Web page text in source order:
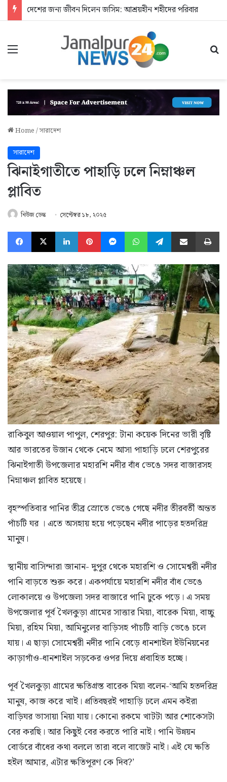
দেশের জন্য জীবন দিলেন জসিম: আশ্রয়হীন শহীদের পরিবার
Menu
Home/সারাদেশ
সারাদেশ
ঝিনাইগাতীতে পাহাড়ি ঢলে নিম্নাঞ্চল
প্লাবিত
নিউজ ডেস্ক সেপ্টেম্বর ১৮, ২০২৫
Facebook
X LinkedInPinterestMessengerWhatsAppTelegramShare via Email
রাকিবুল আওয়াল পাপুল, শেরপুর: টানা কয়েক দিনের ভারী বৃষ্টি
আর ভারতের উজান থেকে নেমে আসা পাহাড়ি ঢলে শেরপুরের
ঝিনাইগাতী উপজেলার মহারশি নদীর বাঁধ ভেঙে সদর বাজারসহ
নিম্নাঞ্চল প্লাবিত হয়েছে।
বৃহস্পতিবার পানির তীব্র স্রোতে ভেঙে গেছে নদীর তীরবর্তী অন্তত
পাঁচটি ঘর । এতে অসহায় হয়ে পড়েছেন নদীর পাড়ের হতদরিদ্র
মানুষ।
স্থানীয় বাসিন্দারা জানান- দুপুর থেকে মহারশি ও সোমেশ্বরী নদীর
পানি বাড়তে শুরু করে। একপর্যায়ে মহারশি নদীর বাঁধ ভেঙে
লোকালয়ে ও উপজেলা সদর বাজারে পানি ঢুকে পড়ে। এ সময়
উপজেলার পূর্ব খৈলকুড়া গ্রামের সাত্তার মিয়া, বারেক মিয়া, বাচ্চু
মিয়া, রহিম মিয়া, আমিনুলের বাড়িসহ পাঁচটি বাড়ি ভেঙে চলে
যায়। এ ছাড়া সোমেশ্বরী নদীর পানি বেড়ে ধানশাইল ইউনিয়নের
কাড়াগাঁও-ধানশাইল সড়কের ওপর দিয়ে প্রবাহিত হচ্ছে।
পূর্ব খৈলকুড়া গ্রামের ক্ষতিগ্রস্ত বারেক মিয়া বলেন-‘আমি হতদরিদ্র
মানুষ, কাজ করে খাই। প্রতিবছরই পাহাড়ি ঢলে এমন কইরা
বাড়িঘর ভাসায়া নিয়া যায়। কোনো রকমে খাটটা আর শোকেসটা
বের করছি। আর কিছুই বের করতে পারি নাই। পানি উন্নয়ন
বোর্ডরে বাঁধের কথা বললে তারা বলে বাজেট নাই। এই যে ক্ষতি
হইল আমার, এটার ক্ষতিপূরণ কে দিব?’